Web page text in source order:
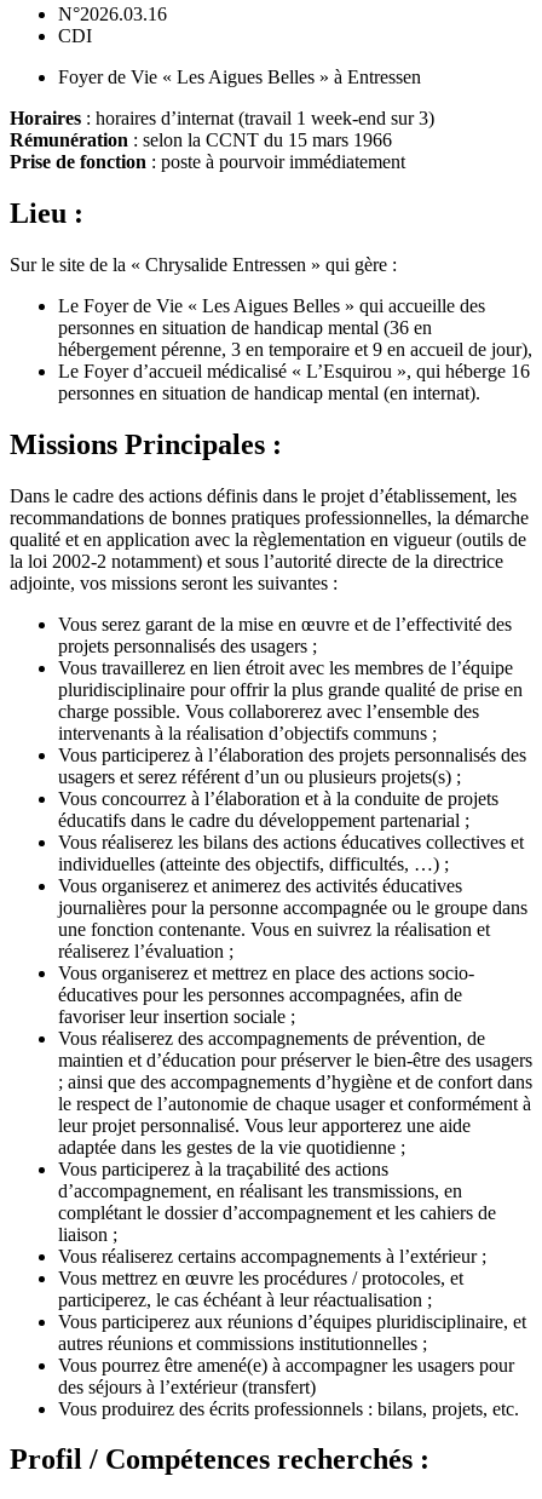
N°2026.03.16
CDI
Foyer de Vie « Les Aigues Belles » à Entressen
Horaires : horaires d’internat (travail 1 week-end sur 3)
Rémunération : selon la CCNT du 15 mars 1966
Prise de fonction : poste à pourvoir immédiatement
Lieu :
Sur le site de la « Chrysalide Entressen » qui gère :
Le Foyer de Vie « Les Aigues Belles » qui accueille des
personnes en situation de handicap mental (36 en
hébergement pérenne, 3 en temporaire et 9 en accueil de jour),
Le Foyer d’accueil médicalisé « L’Esquirou », qui héberge 16
personnes en situation de handicap mental (en internat).
Missions Principales :
Dans le cadre des actions définis dans le projet d’établissement, les
recommandations de bonnes pratiques professionnelles, la démarche
qualité et en application avec la règlementation en vigueur (outils de
la loi 2002-2 notamment) et sous l’autorité directe de la directrice
adjointe, vos missions seront les suivantes :
Vous serez garant de la mise en œuvre et de l’effectivité des
projets personnalisés des usagers ;
Vous travaillerez en lien étroit avec les membres de l’équipe
pluridisciplinaire pour offrir la plus grande qualité de prise en
charge possible. Vous collaborerez avec l’ensemble des
intervenants à la réalisation d’objectifs communs ;
Vous participerez à l’élaboration des projets personnalisés des
usagers et serez référent d’un ou plusieurs projets(s) ;
Vous concourrez à l’élaboration et à la conduite de projets
éducatifs dans le cadre du développement partenarial ;
Vous réaliserez les bilans des actions éducatives collectives et
individuelles (atteinte des objectifs, difficultés, …) ;
Vous organiserez et animerez des activités éducatives
journalières pour la personne accompagnée ou le groupe dans
une fonction contenante. Vous en suivrez la réalisation et
réaliserez l’évaluation ;
Vous organiserez et mettrez en place des actions socio-
éducatives pour les personnes accompagnées, afin de
favoriser leur insertion sociale ;
Vous réaliserez des accompagnements de prévention, de
maintien et d’éducation pour préserver le bien-être des usagers
; ainsi que des accompagnements d’hygiène et de confort dans
le respect de l’autonomie de chaque usager et conformément à
leur projet personnalisé. Vous leur apporterez une aide
adaptée dans les gestes de la vie quotidienne ;
Vous participerez à la traçabilité des actions
d’accompagnement, en réalisant les transmissions, en
complétant le dossier d’accompagnement et les cahiers de
liaison ;
Vous réaliserez certains accompagnements à l’extérieur ;
Vous mettrez en œuvre les procédures / protocoles, et
participerez, le cas échéant à leur réactualisation ;
Vous participerez aux réunions d’équipes pluridisciplinaire, et
autres réunions et commissions institutionnelles ;
Vous pourrez être amené(e) à accompagner les usagers pour
des séjours à l’extérieur (transfert)
Vous produirez des écrits professionnels : bilans, projets, etc.
Profil / Compétences recherchés :